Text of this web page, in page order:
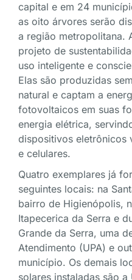
capital e em 24
as oito árvores serão
a região metropolitana.
projeto de
uso inteligente e
Elas são produzidas
natural e captam a
fotovoltaicos em suas
energia elétrica,
dispositivos eletrônicos
e celulares.
Quatro exemplares já
seguintes locais: na
bairro de Higienópolis,
Itapecerica da Serra e
Grande da Serra, uma
Atendimento (UPA) e
município. Os demais
solares instaladas são